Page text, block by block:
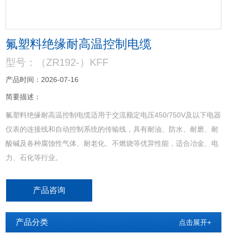
氟塑料绝缘耐高温控制电缆
型号：（ZR192-）KFF
产品时间：2026-07-16
简要描述：
氟塑料绝缘耐高温控制电缆适用于交流额定电压450/750V及以下电器
仪表的连接线和自动控制系统的传输线，具有耐油、防水、耐磨、耐
酸碱及各种腐蚀性气体、耐老化、不燃烧等优异性能，适合冶金、电
力、石化等行业。
产品咨询
产品分类 点击展开+